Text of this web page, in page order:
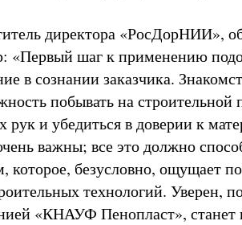
директора «РосДорНИИ»,
«Первый шаг к применению
в сознании заказчика.
побывать на
и убедиться в доверии к
важны; все это должно
которое, безусловно, ощущает
технологий. Уверен,
«КНАУФ Пенопласт», станет